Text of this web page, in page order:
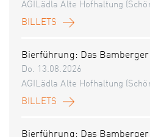
AGILädla Alte Hofhaltung
BILLETS
Bierführung: Das
Do. 13.08.2026
AGILädla Alte Hofhaltung
BILLETS
Bierführung: Das